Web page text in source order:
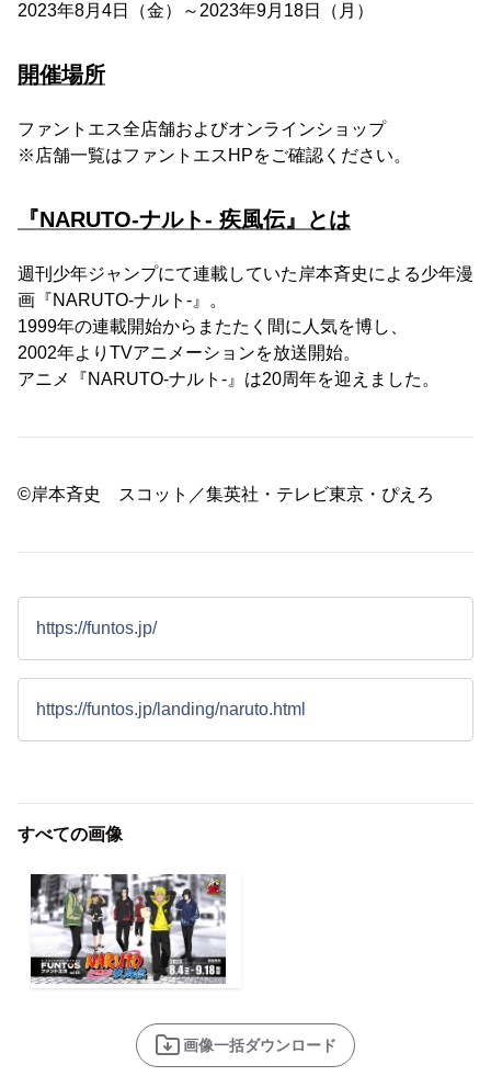
2023年8月4日（金）～2023年9月18日（月）
開催場所
ファントエス全店舗およびオンラインショップ
※店舗一覧はファントエスHPをご確認ください。
『NARUTO-ナルト- 疾風伝』とは
週刊少年ジャンプにて連載していた岸本斉史による少年漫
画『NARUTO-ナルト-』。
1999年の連載開始からまたたく間に人気を博し、
2002年よりTVアニメーションを放送開始。
アニメ『NARUTO-ナルト-』は20周年を迎えました。
©岸本斉史 スコット／集英社・テレビ東京・ぴえろ
https://funtos.jp/
https://funtos.jp/landing/naruto.html
すべての画像
画像一括ダウンロード